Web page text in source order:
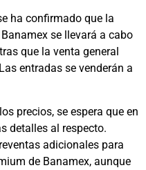
ha confirmado que la
se llevará a cabo
que la venta general
entradas se venderán a
precios, se espera que en
detalles al respecto.
adicionales para
de Banamex, aunque